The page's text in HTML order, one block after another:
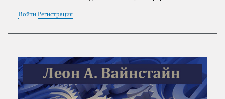
ВойтиРегистрация